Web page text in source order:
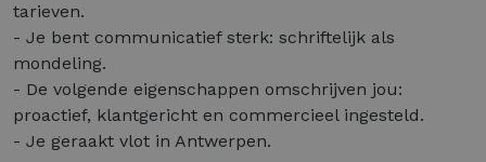
tarieven.
- Je bent communicatief sterk: schriftelijk als
mondeling.
- De volgende eigenschappen omschrijven jou:
proactief, klantgericht en commercieel ingesteld.
- Je geraakt vlot in Antwerpen.